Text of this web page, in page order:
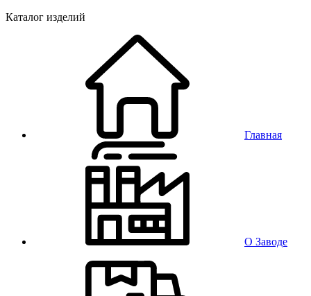
Каталог изделий
Главная
О Заводе